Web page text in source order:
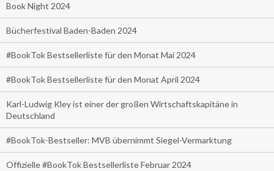
Book Night 2024
Bücherfestival Baden-Baden 2024
#BookTok Bestsellerliste für den Monat Mai 2024
#BookTok Bestsellerliste für den Monat April 2024
Karl-Ludwig Kley ist einer der großen Wirtschaftskapitäne in
Deutschland
#BookTok-Bestseller: MVB übernimmt Siegel-Vermarktung
Offizielle #BookTok Bestsellerliste Februar 2024